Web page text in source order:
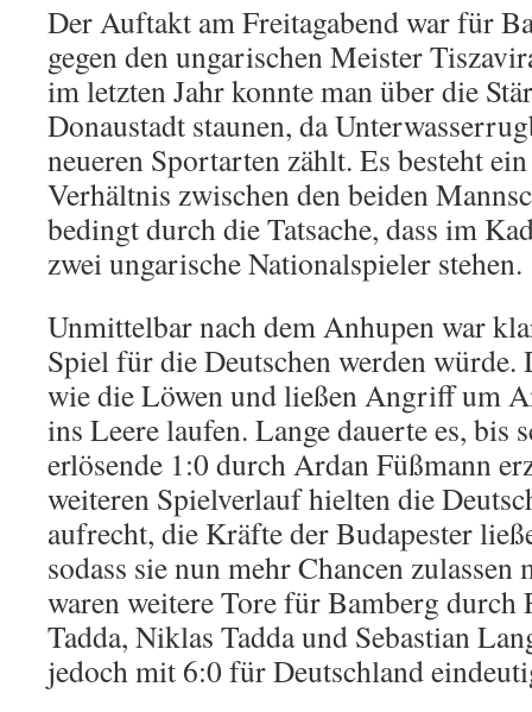
Der Auftakt am Freitagabend war für
gegen den ungarischen Meister
im letzten Jahr konnte man über die
Donaustadt staunen, da
neueren Sportarten zählt. Es besteht
Verhältnis zwischen den beiden
bedingt durch die Tatsache, dass im
zwei ungarische Nationalspieler stehen.
Unmittelbar nach dem Anhupen war
Spiel für die Deutschen werden
wie die Löwen und ließen Angriff um
ins Leere laufen. Lange dauerte es, bis
erlösende 1:0 durch Ardan Füßmann
weiteren Spielverlauf hielten die
aufrecht, die Kräfte der Budapester
sodass sie nun mehr Chancen zulassen
waren weitere Tore für Bamberg durch
Tadda, Niklas Tadda und Sebastian
jedoch mit 6:0 für Deutschland